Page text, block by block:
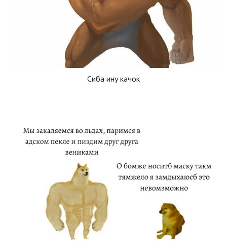
Сиба ину качок